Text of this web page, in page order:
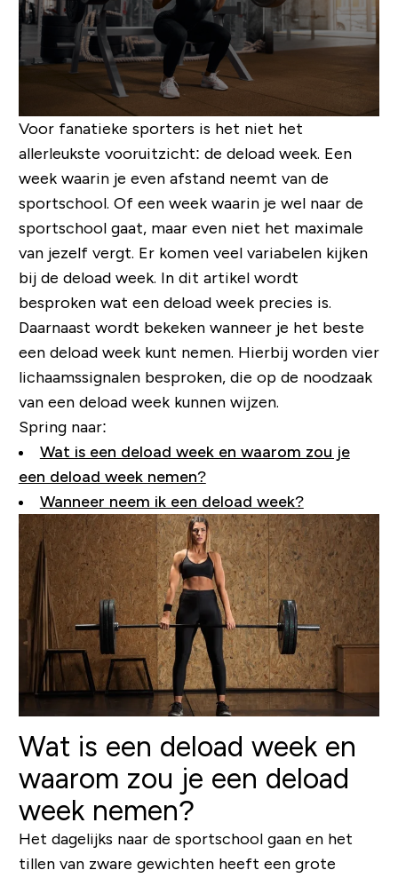
Voor fanatieke sporters is het niet het
allerleukste vooruitzicht: de deload week. Een
week waarin je even afstand neemt van de
sportschool. Of een week waarin je wel naar de
sportschool gaat, maar even niet het maximale
van jezelf vergt. Er komen veel variabelen kijken
bij de deload week. In dit artikel wordt
besproken wat een deload week precies is.
Daarnaast wordt bekeken wanneer je het beste
een deload week kunt nemen. Hierbij worden vier
lichaamssignalen besproken, die op de noodzaak
van een deload week kunnen wijzen.
Spring naar:
Wat is een deload week en waarom zou je
een deload week nemen?
Wanneer neem ik een deload week?
Wat is een deload week en
waarom zou je een deload
week nemen?
Het dagelijks naar de sportschool gaan en het
tillen van zware gewichten heeft een grote